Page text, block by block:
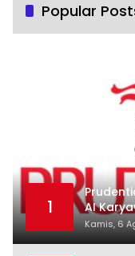
Popular
1
AI
Kamis, 6